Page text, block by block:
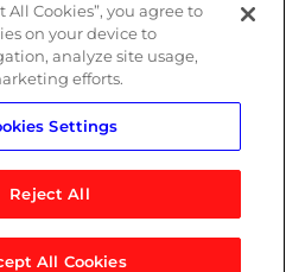
Group
Privacidade
de Gestão Integrado
All Cookies”, you agree to
on your device to
analyze site usage,
efforts.
Settings
Reject All
All Cookies